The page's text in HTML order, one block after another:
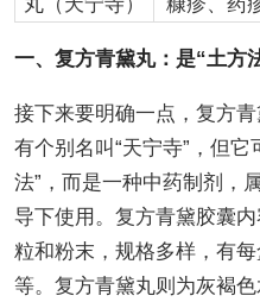
一、复方青黛丸：是“土方
接下来要明确一点，复方
有个别名叫“天宁寺”，但
法”，而是一种中药制剂，
导下使用。复方青黛胶囊
粒和粉末，规格多样，有
等。复方青黛丸则为灰褐